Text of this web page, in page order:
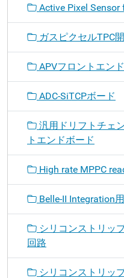
Active Pixel
ガスピクセルTPC
APVフロントエン
ADC-SiTCPボード
汎用ドリフトチェ
トエンドボード
High rate MPPC
Belle-II Integration
シリコンストリッ
回路
シリコンストリッ